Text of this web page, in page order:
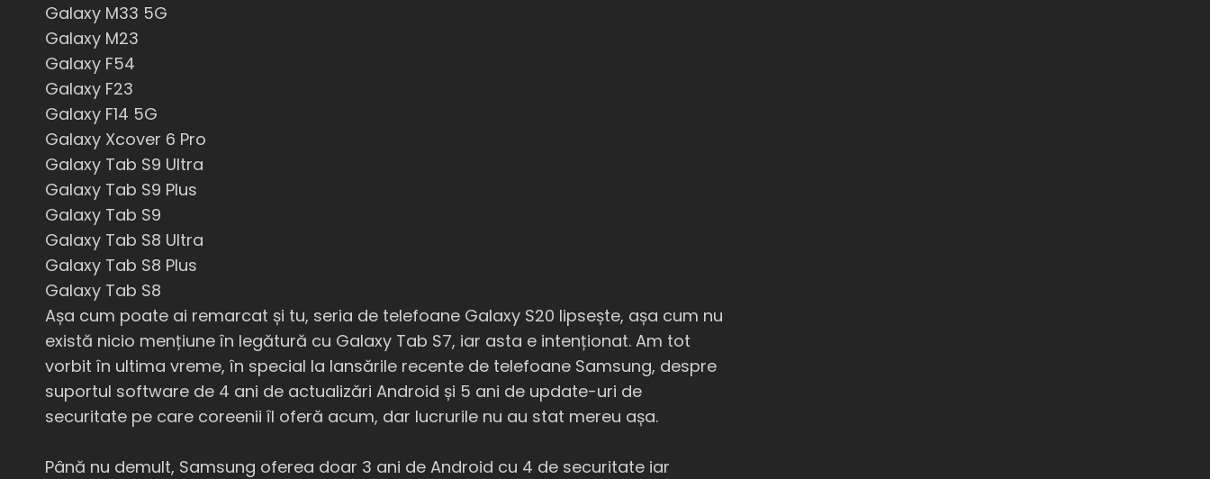
Galaxy M33 5G
Galaxy M23
Galaxy F54
Galaxy F23
Galaxy F14 5G
Galaxy Xcover 6 Pro
Galaxy Tab S9 Ultra
Galaxy Tab S9 Plus
Galaxy Tab S9
Galaxy Tab S8 Ultra
Galaxy Tab S8 Plus
Galaxy Tab S8
Așa cum poate ai remarcat și tu, seria de telefoane Galaxy S20 lipsește, așa cum nu
există nicio mențiune în legătură cu Galaxy Tab S7, iar asta e intenționat. Am tot
vorbit în ultima vreme, în special la lansările recente de telefoane Samsung, despre
suportul software de 4 ani de actualizări Android și 5 ani de update-uri de
securitate pe care coreenii îl oferă acum, dar lucrurile nu au stat mereu așa.
Până nu demult, Samsung oferea doar 3 ani de Android cu 4 de securitate iar